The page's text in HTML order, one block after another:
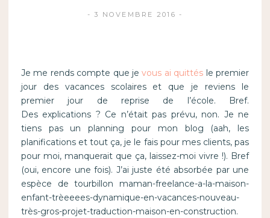
3 NOVEMBRE 2016
Je me rends compte que jevous ai quittés le premier
jour des vacances scolaires et que je reviens le
premier jour de reprise de l’école. Bref.
Des explications ? Ce n’était pas prévu, non. Je ne
tiens pas un planning pour mon blog (aah, les
planifications et tout ça, je le fais pour mes clients, pas
pour moi, manquerait que ça, laissez-moi vivre !). Bref
(oui, encore une fois). J’ai juste été absorbée par une
espèce de tourbillon maman-freelance-a-la-maison-
enfant-trèeeees-dynamique-en-vacances-nouveau-
très-gros-projet-traduction-maison-en-construction.